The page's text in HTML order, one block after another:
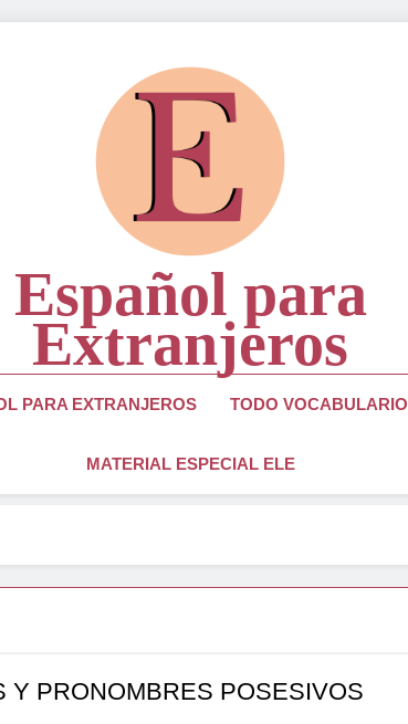
Español para
Extranjeros
Y Profesores De Lengua Española
PARA EXTRANJEROS TODO VOCABULARIO
MATERIAL ESPECIAL ELE
Y PRONOMBRES POSESIVOS